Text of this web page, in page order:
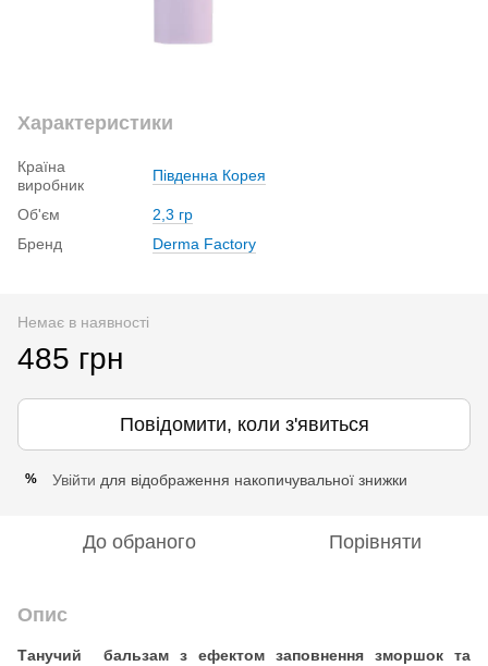
Характеристики
Країна
виробник
Південна Корея
Об'єм
2,3 гр
Бренд
Derma Factory
Немає в наявності
485 грн
Повідомити, коли з'явиться
% Увійти для відображення накопичувальної знижки
До обраного Порівняти
Опис
Танучий бальзам з ефектом заповнення зморшок та